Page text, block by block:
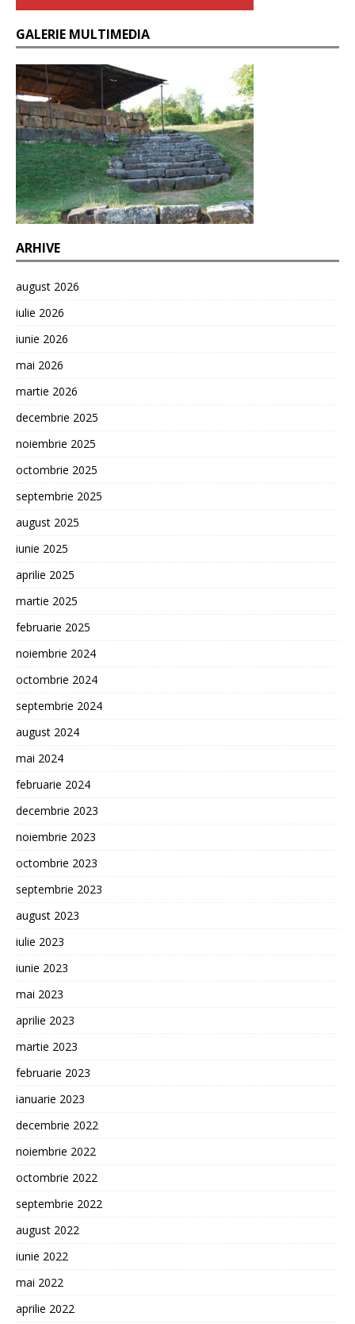
GALERIE MULTIMEDIA
ARHIVE
august 2026
iulie 2026
iunie 2026
mai 2026
martie 2026
decembrie 2025
noiembrie 2025
octombrie 2025
septembrie 2025
august 2025
iunie 2025
aprilie 2025
martie 2025
februarie 2025
noiembrie 2024
octombrie 2024
septembrie 2024
august 2024
mai 2024
februarie 2024
decembrie 2023
noiembrie 2023
octombrie 2023
septembrie 2023
august 2023
iulie 2023
iunie 2023
mai 2023
aprilie 2023
martie 2023
februarie 2023
ianuarie 2023
decembrie 2022
noiembrie 2022
octombrie 2022
septembrie 2022
august 2022
iunie 2022
mai 2022
aprilie 2022